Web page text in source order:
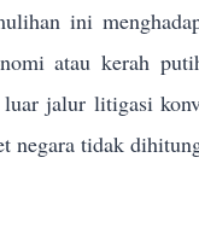
ini
atau kerah
jalur litigasi
negara tidak